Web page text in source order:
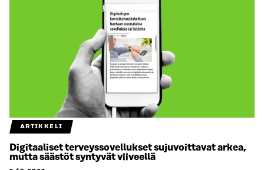
ARTIKKELI
Digitaaliset terveyssovellukset sujuvoittavat arkea,
mutta säästöt syntyvät viiveellä